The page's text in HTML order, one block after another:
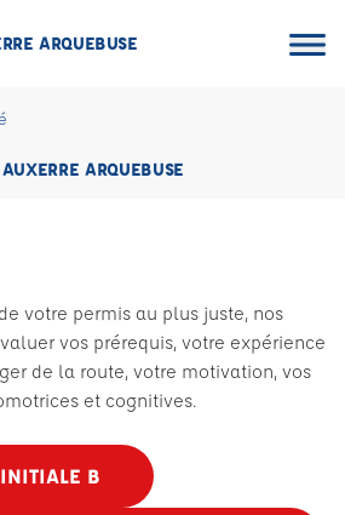
ARQUEBUSE
ARQUEBUSE
votre permis au plus juste, nos
vos prérequis, votre expérience
de la route, votre motivation, vos
et cognitives.
B